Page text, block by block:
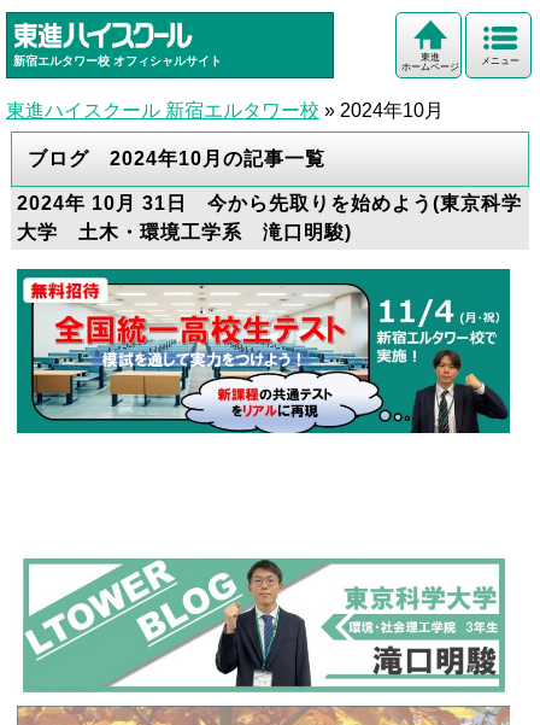
新宿エルタワー校 オフィシャルサイト メニュー
東進
ホームページ
東進ハイスクール 新宿エルタワー校 » 2024年10月
ブログ 2024年10月の記事一覧
2024年 10月 31日 今から先取りを始めよう(東京科学
大学 土木・環境工学系 滝口明駿)